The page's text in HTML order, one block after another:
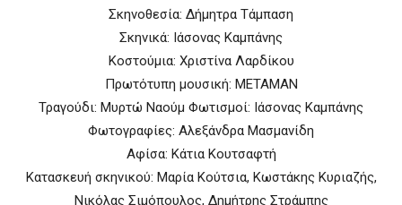
Σκηνοθεσία: Δήμητρα Τάμπαση
Σκηνικά: Ιάσονας Καμπάνης
Κοστούμια: Χριστίνα Λαρδίκου
Πρωτότυπη μουσική: METAMAN
Τραγούδι: Μυρτώ Ναούμ Φωτισμοί: Ιάσονας Καμπάνης
Φωτογραφίες: Αλεξάνδρα Μασμανίδη
Αφίσα: Κάτια Κουτσαφτή
Κατασκευή σκηνικού: Μαρία Κούτσια, Κωστάκης Κυριαζής,
Νικόλας Σιμόπουλος, Δημήτρης Στράμπης